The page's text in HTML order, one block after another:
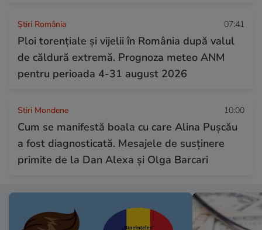
Știri România 07:41
Ploi torențiale și vijelii în România după valul
de căldură extremă. Prognoza meteo ANM
pentru perioada 4-31 august 2026
Stiri Mondene 10:00
Cum se manifestă boala cu care Alina Pușcău
a fost diagnosticată. Mesajele de susținere
primite de la Dan Alexa și Olga Barcari